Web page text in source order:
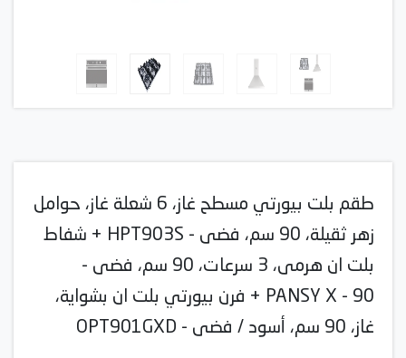
طقم بلت بيورتي مسطح غاز، 6 شعلة غاز، حوامل
زهر ثقيلة، 90 سم، فضى - HPT903S + شفاط
بلت ان هرمى، 3 سرعات، 90 سم، فضى -
PANSY X - 90 + فرن بيورتي بلت ان بشواية،
غاز، 90 سم، أسود / فضى - OPT901GXD